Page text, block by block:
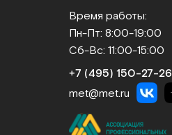
Время работы:
Пн-Пт: 8:00-19:00
Сб-Вс: 11:00-15:00
+7 (495) 150‑27‑26
met@met.ru